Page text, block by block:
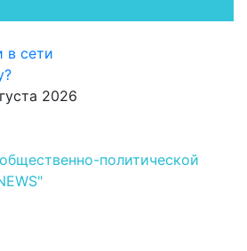
в сети
2026
политической